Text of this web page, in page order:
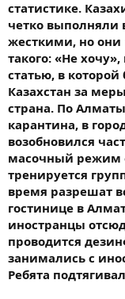
статистике.
четко выполняли
жесткими, но они
такого: «Не
статью, в
Казахстан за
страна. По
карантина, в
возобновился
масочный режим
тренируется
время разрешат
гостинице в
иностранцы
проводится
занимались с
Ребята